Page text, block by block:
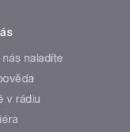
nás naladíte
v rádiu